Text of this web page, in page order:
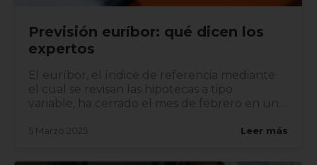
Previsión euríbor: qué dicen los
expertos
El euríbor, el índice de referencia mediante
el cual se revisan las hipotecas a tipo
variable, ha cerrado el mes de febrero en un
5 Marzo 2025 Leer más